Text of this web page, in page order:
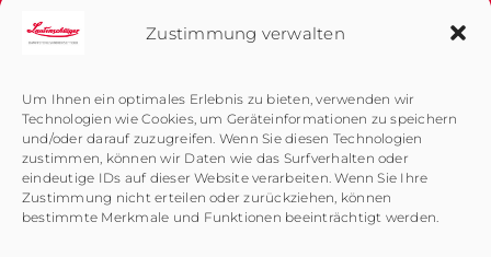
Zustimmung verwalten
Um Ihnen ein optimales Erlebnis zu bieten, verwenden wir
Technologien wie Cookies, um Geräteinformationen zu speichern
und/oder darauf zuzugreifen. Wenn Sie diesen Technologien
zustimmen, können wir Daten wie das Surfverhalten oder
eindeutige IDs auf dieser Website verarbeiten. Wenn Sie Ihre
Zustimmung nicht erteilen oder zurückziehen, können
bestimmte Merkmale und Funktionen beeinträchtigt werden.
Jobportal
Medizin-Sterilisatoren
Produktentwicklung
Qualitätskontrolle
Qualifizierung